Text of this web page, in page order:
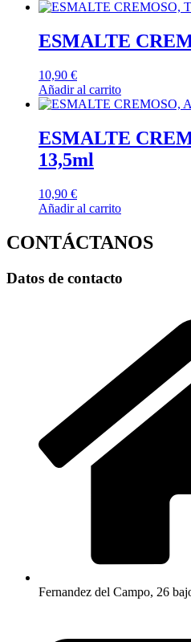
ESMALTE
10,90 €
Añadir al carrito
ESMALTE
13,5ml
10,90 €
Añadir al carrito
CONTÁCTANOS
Datos de contacto
Fernandez del Campo, 26